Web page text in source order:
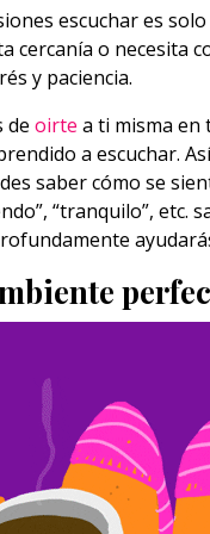
escuchar es
cercanía o necesita
y paciencia.
de oirte a ti misma en
a escuchar.
saber cómo se
“tranquilo”,